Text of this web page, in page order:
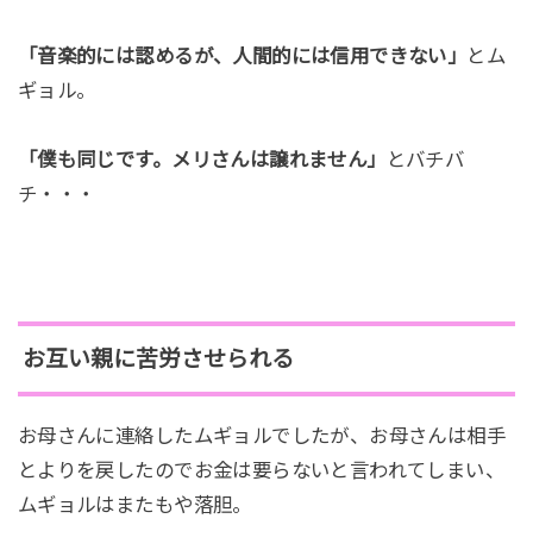
「音楽的には認めるが、人間的には信用できない」
とム
ギョル。
「僕も同じです。メリさんは譲れません」
とバチバ
チ・・・
お互い親に苦労させられる
お母さんに連絡したムギョルでしたが、お母さんは相手
とよりを戻したのでお金は要らないと言われてしまい、
ムギョルはまたもや落胆。